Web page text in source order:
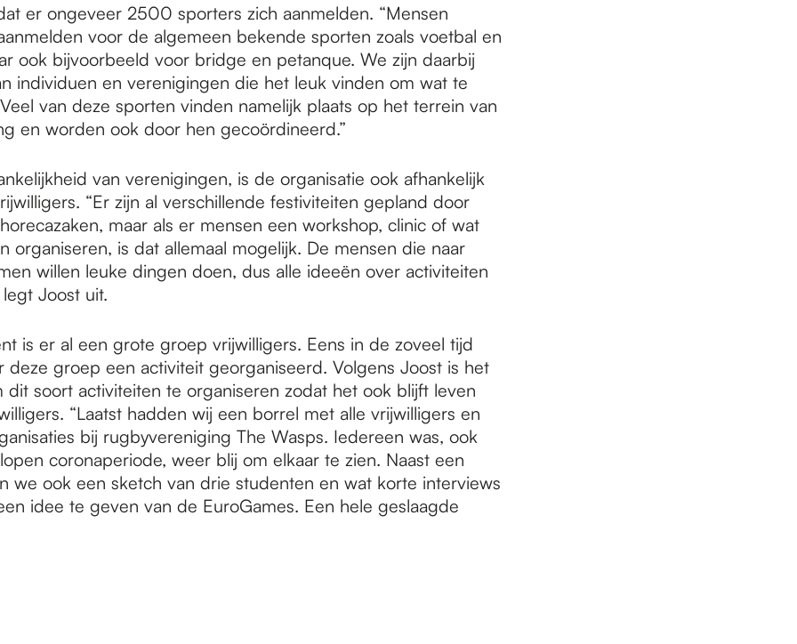
er ongeveer 2500 sporters zich aanmelden. “Mensen
voor de algemeen bekende sporten zoals voetbal en
ook bijvoorbeeld voor bridge en petanque. We zijn daarbij
individuen en verenigingen die het leuk vinden om wat te
van deze sporten vinden namelijk plaats op het terrein van
en worden ook door hen gecoördineerd.”
van verenigingen, is de organisatie ook afhankelijk
“Er zijn al verschillende festiviteiten gepland door
maar als er mensen een workshop, clinic of wat
organiseren, is dat allemaal mogelijk. De mensen die naar
willen leuke dingen doen, dus alle ideeën over activiteiten
Joost uit.
is er al een grote groep vrijwilligers. Eens in de zoveel tijd
deze groep een activiteit georganiseerd. Volgens Joost is het
dit soort activiteiten te organiseren zodat het ook blijft leven
“Laatst hadden wij een borrel met alle vrijwilligers en
bij rugbyvereniging The Wasps. Iedereen was, ook
coronaperiode, weer blij om elkaar te zien. Naast een
we ook een sketch van drie studenten en wat korte interviews
idee te geven van de EuroGames. Een hele geslaagde